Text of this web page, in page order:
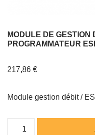
MODULE DE GESTION
PROGRAMMATEUR
217,86 €
Module gestion débit /